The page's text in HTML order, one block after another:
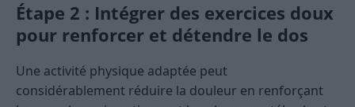
Étape 2 : Intégrer des exercices doux
pour renforcer et détendre le dos
Une activité physique adaptée peut
considérablement réduire la douleur en renforçant